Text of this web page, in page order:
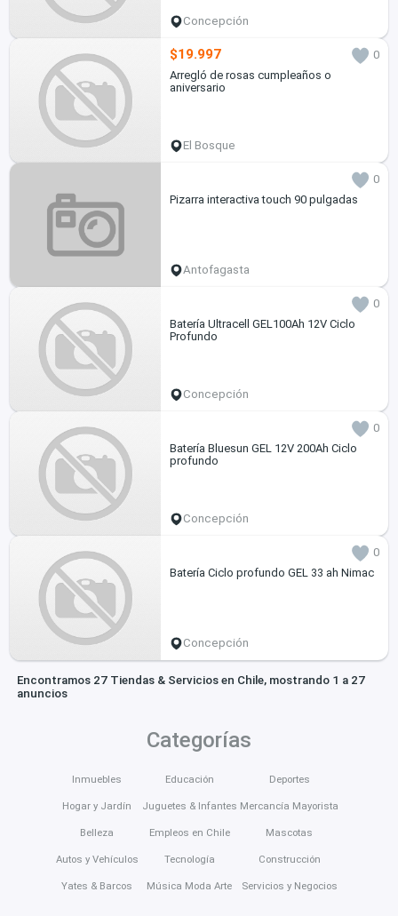
Concepción
$19.997
0
Arregló de rosas cumpleaños o
aniversario
El Bosque
0
Pizarra interactiva touch 90 pulgadas
Antofagasta
0
Batería Ultracell GEL100Ah 12V Ciclo
Profundo
Concepción
0
Batería Bluesun GEL 12V 200Ah Ciclo
profundo
Concepción
0
Batería Ciclo profundo GEL 33 ah Nimac
Concepción
Encontramos 27 Tiendas & Servicios en Chile, mostrando 1 a 27
anuncios
Categorías
Inmuebles
Hogar y Jardín
Belleza
Autos y Vehículos
Yates & Barcos
Educación
Juguetes & Infantes
Empleos en Chile
Tecnología
Música Moda Arte
Deportes
Mercancía Mayorista
Mascotas
Construcción
Servicios y Negocios